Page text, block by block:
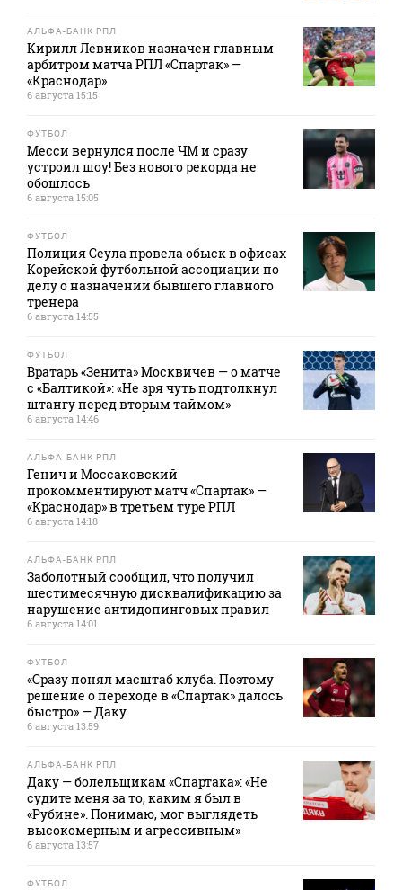
АЛЬФА-БАНК РПЛ
Кирилл Левников назначен главным
арбитром матча РПЛ «Спартак» —
«Краснодар»
6 августа 15:15
ФУТБОЛ
Месси вернулся после ЧМ и сразу
устроил шоу! Без нового рекорда не
обошлось
6 августа 15:05
ФУТБОЛ
Полиция Сеула провела обыск в офисах
Корейской футбольной ассоциации по
делу о назначении бывшего главного
тренера
6 августа 14:55
ФУТБОЛ
Вратарь «Зенита» Москвичев — о матче
с «Балтикой»: «Не зря чуть подтолкнул
штангу перед вторым таймом»
6 августа 14:46
АЛЬФА-БАНК РПЛ
Генич и Моссаковский
прокомментируют матч «Спартак» —
«Краснодар» в третьем туре РПЛ
6 августа 14:18
АЛЬФА-БАНК РПЛ
Заболотный сообщил, что получил
шестимесячную дисквалификацию за
нарушение антидопинговых правил
6 августа 14:01
ФУТБОЛ
«Сразу понял масштаб клуба. Поэтому
решение о переходе в «Спартак» далось
быстро» — Даку
6 августа 13:59
АЛЬФА-БАНК РПЛ
Даку — болельщикам «Спартака»: «Не
судите меня за то, каким я был в
«Рубине». Понимаю, мог выглядеть
высокомерным и агрессивным»
6 августа 13:57
ФУТБОЛ